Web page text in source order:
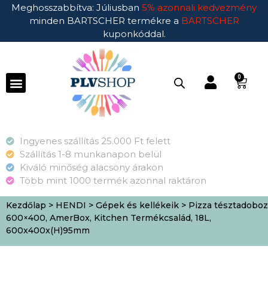
Meghosszabbítva: Júliusban 5% azonnali kedvezmény
minden BARTSCHER termékre a BARTSCHER
kuponkóddal.
0
Ingyenes szállítás 25.000 Ft felett
Szállítás 1-8 munkanapon belül
Kiváló minőség alacsony árakon
Több mint 1000 termék azonnal raktáron
Kezdőlap > HENDI > Gépek és kellékeik > Pizza tésztadoboz
600×400, AmerBox, Kitchen Termékcsalád, 18L,
600x400x(H)95mm